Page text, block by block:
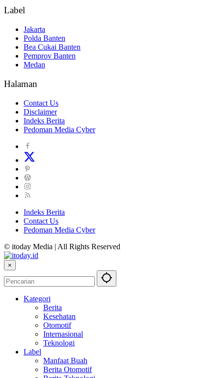
Label
Jakarta
Polda Banten
Bea Cukai Banten
Pemprov Banten
Medan
Halaman
Contact Us
Disclaimer
Indeks Berita
Pedoman Media Cyber
Indeks Berita
Contact Us
Pedoman Media Cyber
© itoday Media | All Rights Reserved
×
Kategori
Berita
Kesehatan
Otomotif
Internasional
Teknologi
Label
Manfaat Buah
Berita Otomotif